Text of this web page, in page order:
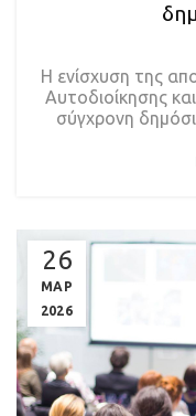
Η ενίσχυση της
Αυτοδιοίκησης
σύγχρονη
26
ΜΑΡ
2026